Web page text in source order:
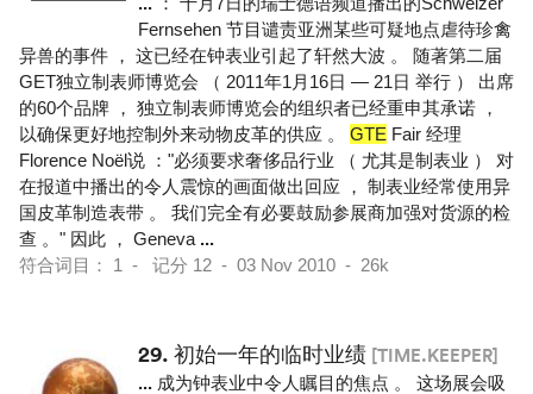
Fernsehen 节目谴责亚洲某些可疑地点虐待珍禽
异兽的事件 ， 这已经在钟表业引起了轩然大波 。 随著第二届
GET独立制表师博览会 （ 2011年1月16日 — 21日 举行 ） 出席
的60个品牌 ， 独立制表师博览会的组织者已经重申其承诺 ，
以确保更好地控制外来动物皮革的供应 。 GTE Fair 经理
Florence Noël说 ："必须要求奢侈品行业 （ 尤其是制表业 ） 对
在报道中播出的令人震惊的画面做出回应 ， 制表业经常使用异
国皮革制造表带 。 我们完全有必要鼓励参展商加强对货源的检
查 。" 因此 ， Geneva ...
符合词目： 1 - 记分 12 - 03 Nov 2010 - 26k
29. 初始一年的临时业绩 [TIME.KEEPER]
... 成为钟表业中令人瞩目的焦点 。 这场展会吸